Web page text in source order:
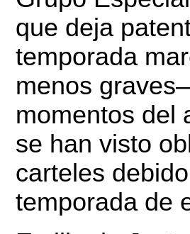
que deja
temporada
menos
momentos del
se han visto
carteles
temporada de